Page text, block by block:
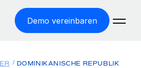
Demo vereinbaren
DOMINIKANISCHE REPUBLIK